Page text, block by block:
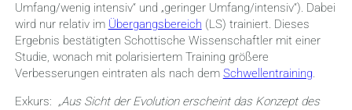
Umfang/wenig intensiv“ und „geringer Umfang/intensiv“). Dabei
wird nur relativ im Übergangsbereich (LS) trainiert. Dieses
Ergebnis bestätigten Schottische Wissenschaftler mit einer
Studie, wonach mit polarisiertem Training größere
Verbesserungen eintraten als nach dem Schwellentraining.
Exkurs: „Aus Sicht der Evolution erscheint das Konzept des